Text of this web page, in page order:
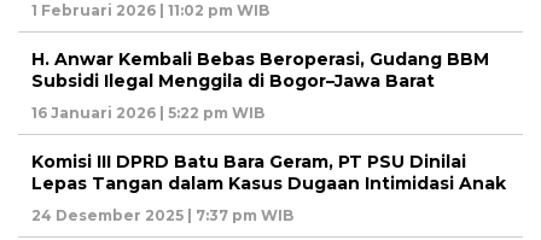
1 Februari 2026 | 11:02 pm WIB
H. Anwar Kembali Bebas Beroperasi, Gudang BBM
Subsidi Ilegal Menggila di Bogor–Jawa Barat
16 Januari 2026 | 5:22 pm WIB
Komisi III DPRD Batu Bara Geram, PT PSU Dinilai
Lepas Tangan dalam Kasus Dugaan Intimidasi Anak
24 Desember 2025 | 7:37 pm WIB